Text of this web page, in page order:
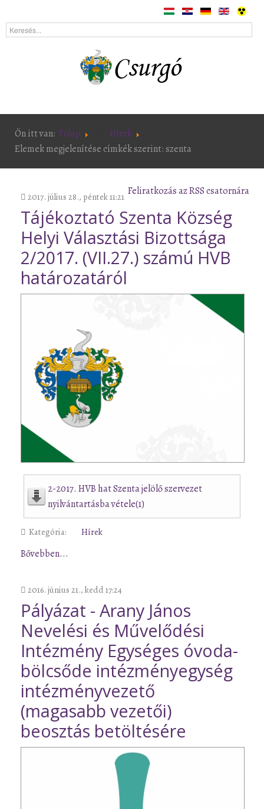
Ön itt van: Főlap
Hírek
Elemek megjelenítése címkék szerint: szenta
Feliratkozás az RSS csatornára
2017. július 28., péntek 11:21
Tájékoztató Szenta Község
Helyi Választási Bizottsága
2/2017. (VII.27.) számú HVB
határozatáról
2-2017. HVB hat Szenta jelölő szervezet
nyilvántartásba vétele(1)
Kategória: Hírek
Bővebben...
2016. június 21., kedd 17:24
Pályázat - Arany János
Nevelési és Művelődési
Intézmény Egységes óvoda-
bölcsőde intézményegység
intézményvezető
(magasabb vezetői)
beosztás betöltésére